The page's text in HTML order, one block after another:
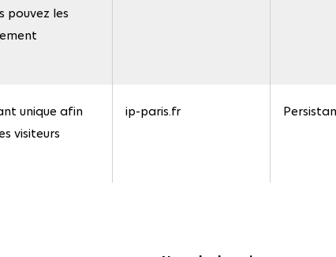
pouvez les
unique afin
visiteurs
ip-paris.fr